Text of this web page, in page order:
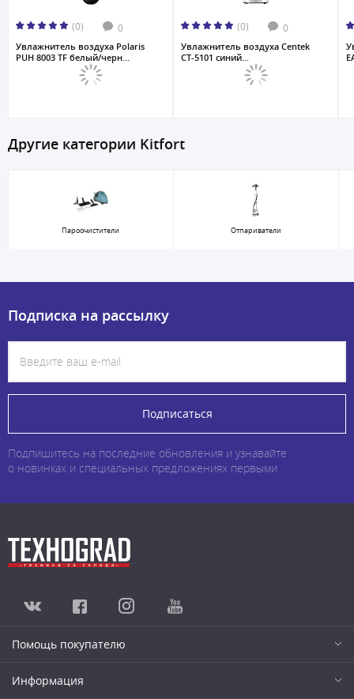
(0) 0
Увлажнитель воздуха Polaris
PUH 8003 TF белый/черн...
(0) 0
Увлажнитель воздуха Centek
СТ-5101 синий...
Другие категории Kitfort
Пароочистители Отпариватели
Подписка на рассылку
Подписаться
Подпишитесь на последние обновления и узнавайте
о новинках и специальных предложениях первыми
Помощь покупателю
Информация